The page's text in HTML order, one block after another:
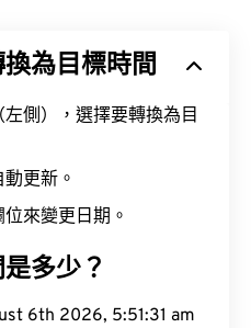
為目標時間
側），選擇要轉換為目
更新。
來變更日期。
多少？
6th 2026, 5:51:32 am